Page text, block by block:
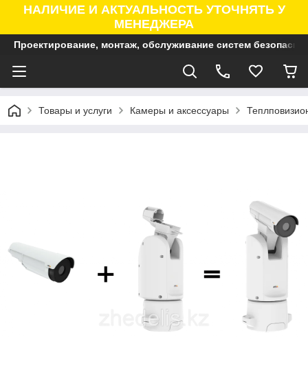
НАЛИЧИЕ И АКТУАЛЬНОСТЬ УТОЧНЯТЬ У
МЕНЕДЖЕРА
Проектирование, монтаж, обслуживание систем
Товары и услуги Камеры и аксессуары